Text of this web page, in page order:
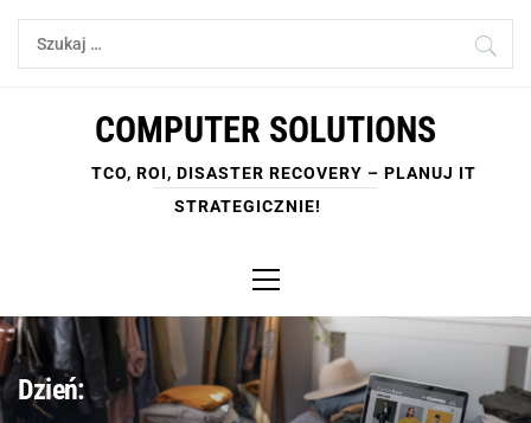
Skip
Szukaj:
COMPUTER SOLUTIONS
TCO, ROI, DISASTER RECOVERY – PLANUJ IT
STRATEGICZNIE!
Menu
Dzień: